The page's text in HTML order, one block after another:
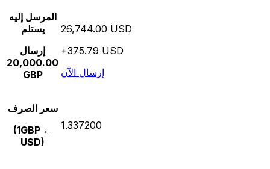
المرسل إليه
يستلم
إرسال
20,000.00
GBP
26,744.00 USD
+375.79 USD
إرسال الآن
سعر الصرف
(1GBP ←
USD)
1.337200